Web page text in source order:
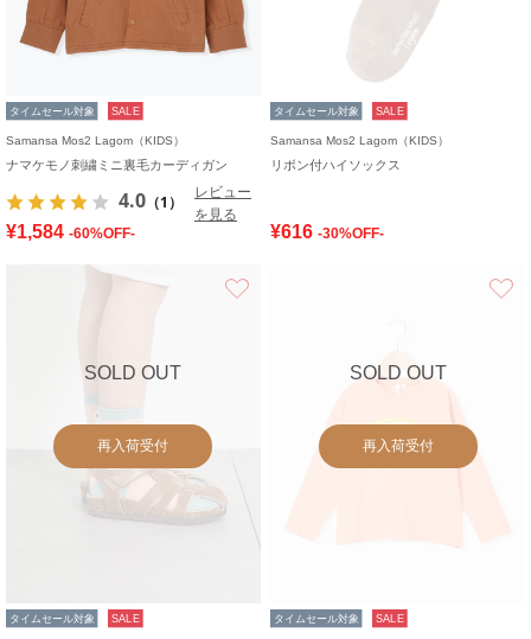
タイムセール対象 SALE
Samansa Mos2 Lagom（KIDS）
ナマケモノ刺繍ミニ裏毛カーディガン
4.0 （1）
レビュー
を見る
¥1,584 -60%OFF-
タイムセール対象 SALE
Samansa Mos2 Lagom（KIDS）
リボン付ハイソックス
¥616 -30%OFF-
SOLD OUT
再入荷受付
タイムセール対象 SALE
SOLD OUT
再入荷受付
タイムセール対象 SALE